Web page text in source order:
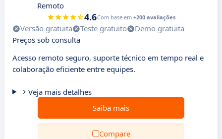
Remoto
4.6Com base em +200 avaliações
Versão gratuita Teste gratuito
Demo gratuita
Preços sob consulta
Acesso remoto seguro, suporte técnico em tempo real e
colaboração eficiente entre equipes.
Veja mais detalhes
Saiba mais
Compare